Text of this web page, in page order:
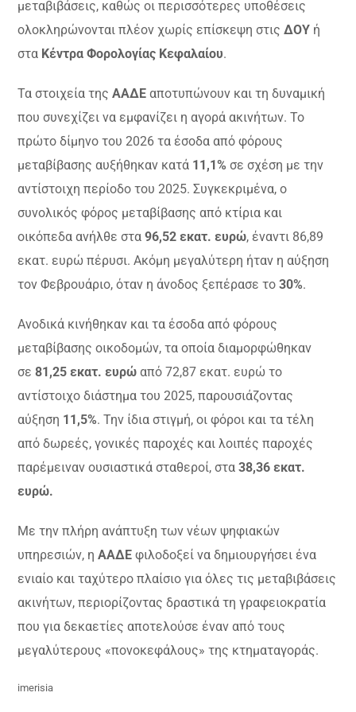
μεταβιβάσεις, καθώς οι περισσότερες υποθέσεις
ολοκληρώνονται πλέον χωρίς επίσκεψη στιςΔΟΥ ή
στα Κέντρα Φορολογίας Κεφαλαίου.
Τα στοιχεία τηςΑΑΔΕαποτυπώνουν και τη δυναμική
που συνεχίζει να εμφανίζει η αγορά ακινήτων. Το
πρώτο δίμηνο του 2026 τα έσοδα από φόρους
μεταβίβασης αυξήθηκαν κατά 11,1% σε σχέση με την
αντίστοιχη περίοδο του 2025. Συγκεκριμένα, ο
συνολικός φόρος μεταβίβασης από κτίρια και
οικόπεδα ανήλθε στα96,52 εκατ. ευρώ, έναντι 86,89
εκατ. ευρώ πέρυσι. Ακόμη μεγαλύτερη ήταν η αύξηση
τον Φεβρουάριο, όταν η άνοδος ξεπέρασε το30%.
Ανοδικά κινήθηκαν και τα έσοδα από φόρους
μεταβίβασης οικοδομών, τα οποία διαμορφώθηκαν
σε81,25 εκατ. ευρώ από 72,87 εκατ. ευρώ το
αντίστοιχο διάστημα του 2025, παρουσιάζοντας
αύξηση 11,5%. Την ίδια στιγμή, οι φόροι και τα τέλη
από δωρεές, γονικές παροχές και λοιπές παροχές
παρέμειναν ουσιαστικά σταθεροί, στα38,36 εκατ.
ευρώ.
Με την πλήρη ανάπτυξη των νέων ψηφιακών
υπηρεσιών, ηΑΑΔΕφιλοδοξεί να δημιουργήσει ένα
ενιαίο και ταχύτερο πλαίσιο για όλες τις μεταβιβάσεις
ακινήτων, περιορίζοντας δραστικά τη γραφειοκρατία
που για δεκαετίες αποτελούσε έναν από τους
μεγαλύτερους «πονοκεφάλους» της κτηματαγοράς.
imerisia